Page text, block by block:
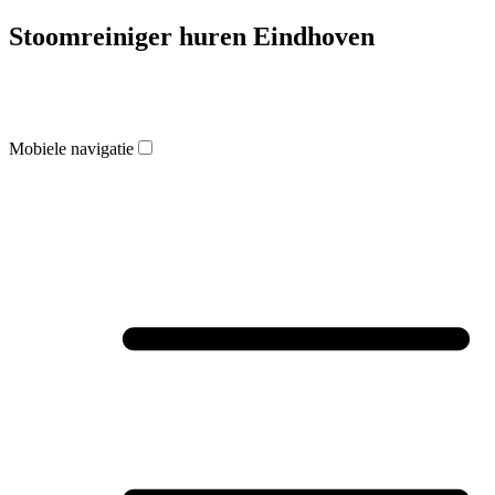
Stoomreiniger huren Eindhoven
Mobiele navigatie